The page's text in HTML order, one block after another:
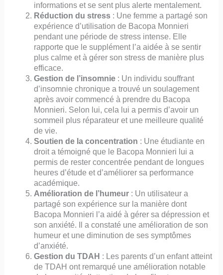
informations et se sent plus alerte mentalement.
Réduction du stress : Une femme a partagé son
expérience d’utilisation de Bacopa Monnieri
pendant une période de stress intense. Elle
rapporte que le supplément l’a aidée à se sentir
plus calme et à gérer son stress de manière plus
efficace.
Gestion de l’insomnie : Un individu souffrant
d’insomnie chronique a trouvé un soulagement
après avoir commencé à prendre du Bacopa
Monnieri. Selon lui, cela lui a permis d’avoir un
sommeil plus réparateur et une meilleure qualité
de vie.
Soutien de la concentration : Une étudiante en
droit a témoigné que le Bacopa Monnieri lui a
permis de rester concentrée pendant de longues
heures d’étude et d’améliorer sa performance
académique.
Amélioration de l’humeur : Un utilisateur a
partagé son expérience sur la manière dont
Bacopa Monnieri l’a aidé à gérer sa dépression et
son anxiété. Il a constaté une amélioration de son
humeur et une diminution de ses symptômes
d’anxiété.
Gestion du TDAH : Les parents d’un enfant atteint
de TDAH ont remarqué une amélioration notable